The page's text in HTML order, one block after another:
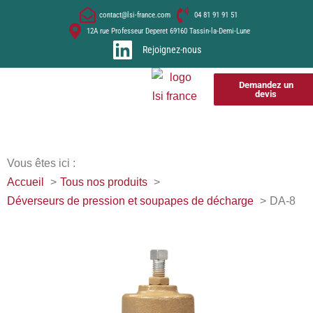
contact@lsi-france.com
04 81 91 91 51
12A rue Professeur Deperet 69160 Tassin-la-Demi-Lune
Rejoignez-nous
Demandez un
devis
Vous êtes ici :
Accueil
Tous nos produits
Déverseurs de pression et soupapes de décharge
DA-8